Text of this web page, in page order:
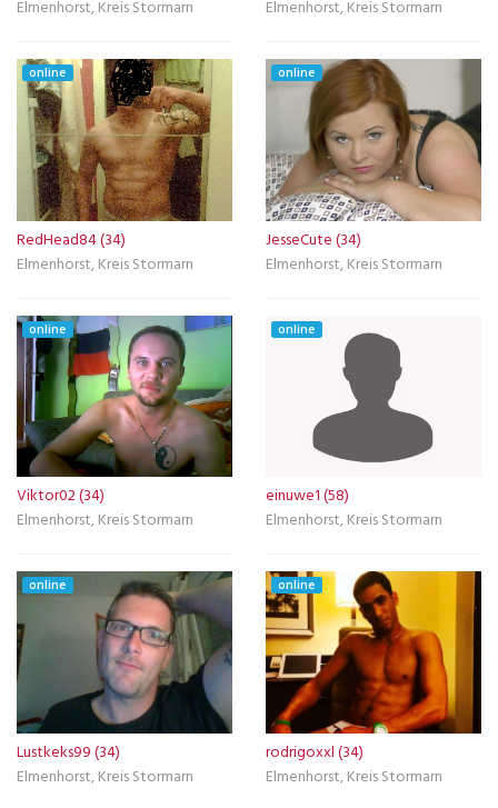
Elmenhorst, Kreis Stormarn
Elmenhorst, Kreis Stormarn
online
RedHead84 (34)
Elmenhorst, Kreis Stormarn
online
JesseCute (34)
Elmenhorst, Kreis Stormarn
online
Viktor02 (34)
Elmenhorst, Kreis Stormarn
online
einuwe1 (58)
Elmenhorst, Kreis Stormarn
online
Lustkeks99 (34)
Elmenhorst, Kreis Stormarn
online
rodrigoxxl (34)
Elmenhorst, Kreis Stormarn